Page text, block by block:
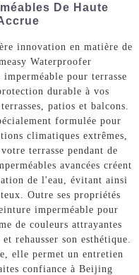
De Haute
innovation en matière de
Waterproofer
pour terrasse
durable à vos
patios et balcons.
formulée pour
climatiques extrêmes,
terrasse pendant de
avancées créent
de l'eau, évitant ainsi
Outre ses propriétés
imperméable pour
de couleurs attrayantes
rehausser son esthétique.
elle permet un entretien
confiance à Beijing